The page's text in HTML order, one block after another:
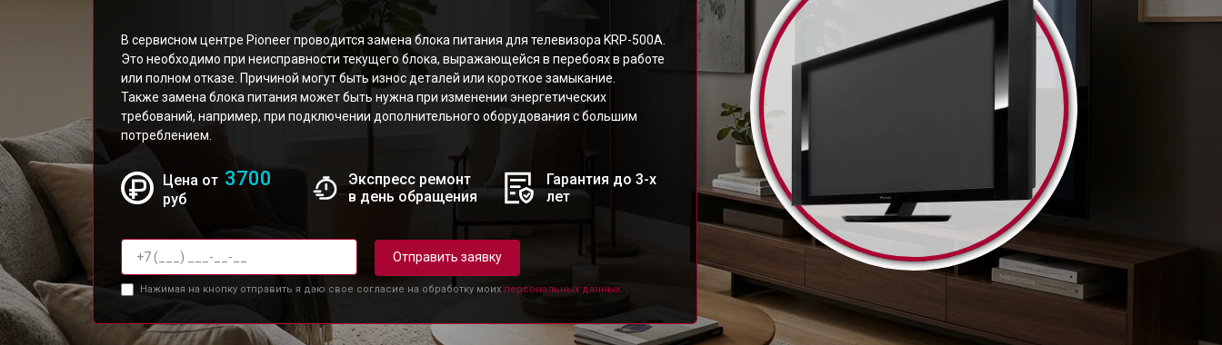
В сервисном центре Pioneer проводится замена блока питания для телевизора KRP-500A.
Это необходимо при неисправности текущего блока, выражающейся в перебоях в работе
или полном отказе. Причиной могут быть износ деталей или короткое замыкание.
Также замена блока питания может быть нужна при изменении энергетических
требований, например, при подключении дополнительного оборудования с большим
потреблением.
Цена от 3700
руб
Экспресс ремонт
в день обращения
Гарантия до 3-х
лет
Отправить заявку
Нажимая на кнопку отправить я даю свое согласие на обработку моих персональных данных.